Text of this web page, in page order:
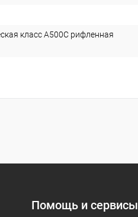
класс А500С рифленная
Помощь и сервисы